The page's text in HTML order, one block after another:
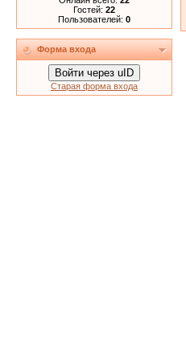
Гостей: 22
Пользователей: 0
Форма входа
Войти через uID
Старая форма входа